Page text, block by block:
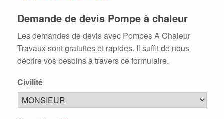
Demande de devis Pompe à chaleur
Les demandes de devis avec Pompes A Chaleur
Travaux sont gratuites et rapides. Il suffit de nous
décrire vos besoins à travers ce formulaire.
Civilité